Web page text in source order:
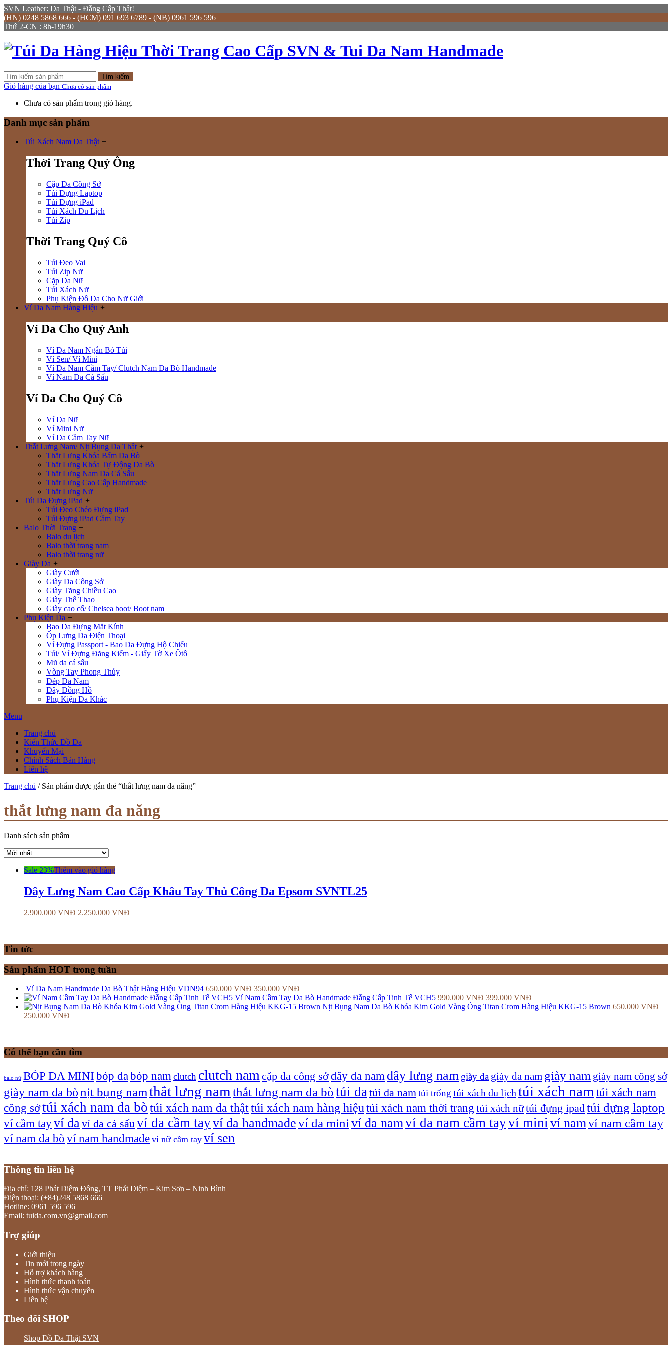
SVN Leather: Da Thật - Đẳng Cấp Thật!
(HN) 0248 5868 666 - (HCM) 091 693 6789 - (NB) 0961 596 596
Thứ 2-CN : 8h-19h30
Tìm kiếm
Giỏ hàng của bạn Chưa có sản phẩm
Chưa có sản phẩm trong giỏ hàng.
Danh mục sản phẩm
Túi Xách Nam Da Thật +
Thời Trang Quý Ông
Cặp Da Công Sở
Túi Đựng Laptop
Túi Đựng iPad
Túi Xách Du Lịch
Túi Zip
Thời Trang Quý Cô
Túi Đeo Vai
Túi Zip Nữ
Cặp Da Nữ
Túi Xách Nữ
Phụ Kiện Đồ Da Cho Nữ Giới
Ví Da Nam Hàng Hiệu +
Ví Da Cho Quý Anh
Ví Da Nam Ngắn Bỏ Túi
Ví Sen/ Ví Mini
Ví Da Nam Cầm Tay/ Clutch Nam Da Bò Handmade
Ví Nam Da Cá Sấu
Ví Da Cho Quý Cô
Ví Da Nữ
Ví Mini Nữ
Ví Da Cầm Tay Nữ
Thắt Lưng Nam/ Nịt Bụng Da Thật +
Thắt Lưng Khóa Bấm Da Bò
Thắt Lưng Khóa Tự Động Da Bò
Thắt Lưng Nam Da Cá Sấu
Thắt Lưng Cao Cấp Handmade
Thắt Lưng Nữ
Túi Da Đựng iPad +
Túi Đeo Chéo Đựng iPad
Túi Đựng iPad Cầm Tay
Balo Thời Trang +
Balo du lịch
Balo thời trang nam
Balo thời trang nữ
Giày Da +
Giày Cưới
Giày Da Công Sở
Giày Tăng Chiều Cao
Giày Thể Thao
Giày cao cổ/ Chelsea boot/ Boot nam
Phụ Kiện Da +
Bao Da Đựng Mắt Kính
Ốp Lưng Da Điện Thoại
Ví Đựng Passport - Bao Da Đựng Hộ Chiếu
Túi/ Ví Đựng Đăng Kiểm - Giấy Tờ Xe Ôtô
Mũ da cá sấu
Vòng Tay Phong Thủy
Dép Da Nam
Dây Đồng Hồ
Phụ Kiện Da Khác
Menu
Trang chủ
Kiến Thức Đồ Da
Khuyến Mại
Chính Sách Bán Hàng
Liên hệ
Trang chủ / Sản phẩm được gắn thẻ “thắt lưng nam đa năng”
thắt lưng nam đa năng
Danh sách sản phẩm
Sale 23%Thêm vào giỏ hàng
Dây Lưng Nam Cao Cấp Khâu Tay Thủ Công Da Epsom SVNTL25
2.900.000VNĐ 2.250.000 VNĐ
Tin tức
Sản phẩm HOT trong tuần
Ví Da Nam Handmade Da Bò Thật Hàng Hiệu VDN94 650.000VNĐ 350.000 VNĐ
Ví Nam Cầm Tay Da Bò Handmade Đẳng Cấp Tinh Tế VCH5 990.000VNĐ 399.000 VNĐ
Nịt Bụng Nam Da Bò Khóa Kim Gold Vàng Óng Titan Crom Hàng Hiệu KKG-15 Brown 650.000VNĐ
250.000 VNĐ
Có thể bạn cần tìm
balo nữ BÓP DA MINI bóp da bóp nam clutch clutch nam cặp da công sởdây da nam dây lưng nam giày da giày da nam giày nam giày nam công sở
giày nam da bònịt bụng namthắt lưng nam thắt lưng nam da bòtúi da túi da namtúi trống túi xách du lịch túi xách nam túi xách nam
công sởtúi xách nam da bòtúi xách nam da thậttúi xách nam hàng hiệu túi xách nam thời trang túi xách nữtúi đựng ipadtúi đựng laptop
ví cầm tayví daví da cá sấu ví da cầm tayví da handmadeví da mini ví da namví da nam cầm tayví mini ví namví nam cầm tay
ví nam da bò ví nam handmade ví nữ cầm tay ví sen
Thông tin liên hệ
Địa chỉ: 128 Phát Diệm Đông, TT Phát Diệm – Kim Sơn – Ninh Bình
Điện thoại: (+84)248 5868 666
Hotline: 0961 596 596
Email: tuida.com.vn@gmail.com
Trợ giúp
Giới thiệu
Tin mới trong ngày
Hỗ trợ khách hàng
Hình thức thanh toán
Hình thức vận chuyển
Liên hệ
Theo dõi SHOP
Shop Đồ Da Thật SVN